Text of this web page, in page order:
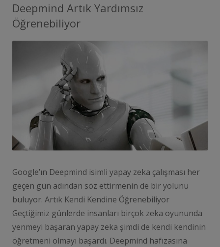
Deepmind Artık Yardımsız
Öğrenebiliyor
Google’ın Deepmind isimli yapay zeka çalışması her
geçen gün adından söz ettirmenin de bir yolunu
buluyor. Artık Kendi Kendine Öğrenebiliyor
Geçtiğimiz günlerde insanları birçok zeka oyununda
yenmeyi başaran yapay zeka şimdi de kendi kendinin
öğretmeni olmayı başardı. Deepmind hafızasına